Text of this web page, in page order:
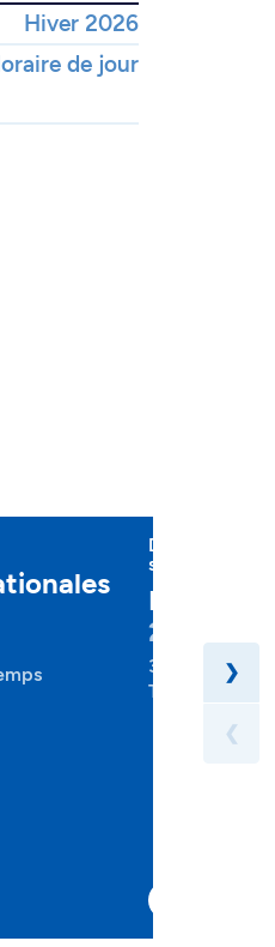
Hiver 2026
de jour
Diplôme
spécialisées
Études
2-072-1-1
30 crédits
Temps plein ,
❯
❮